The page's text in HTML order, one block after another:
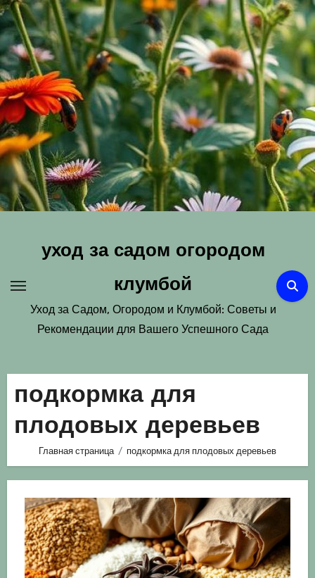
Перейти
к
содержимому
уход за садом огородом
клумбой
Уход за Садом, Огородом и Клумбой: Советы и
Рекомендации для Вашего Успешного Сада
подкормка для
плодовых деревьев
Главная страница подкормка для плодовых деревьев